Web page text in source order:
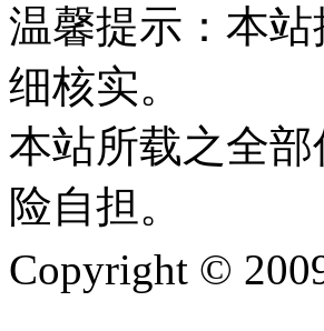
温馨提示：本
细核实。
本站所载之全
险自担。
Copyright ©